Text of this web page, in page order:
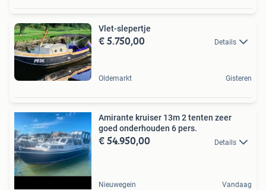
Vlet-slepertje
€ 5.750,00 Details
Oldemarkt Gisteren
Amirante kruiser 13m 2 tenten zeer
goed onderhouden 6 pers.
€ 54.950,00 Details
Nieuwegein Vandaag